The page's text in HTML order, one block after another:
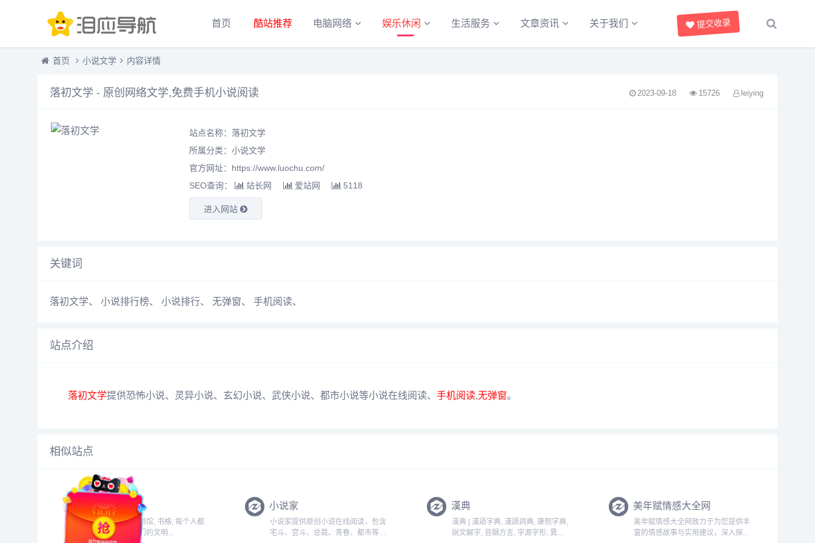
首页 酷站推荐 电脑网络 娱乐休闲 生活服务 文章资讯 关于我们 提交收录
首页 小说文学 内容详情
落初文学 - 原创网络文学,免费手机小说阅读 2023-09-18 15726 leiying
站点名称：落初文学
所属分类： 小说文学
官方网址：https://www.luochu.com/
SEO查询：
站长网 爱站网 5118
进入网站
关键词
落初文学、 小说排行榜、 小说排行、 无弹窗、 手机阅读、
站点介绍
落初文学提供恐怖小说、灵异小说、玄幻小说、武侠小说、都市小说等小说在线阅读、 手机阅读,无弹窗。
相似站点
书格
有品格的数字图书馆, 书格, 每个人都
能自由地看到我们的文明...
小说家
小说家提供原创小说在线阅读，包含
宅斗、宫斗、总裁、青春、都市等一
漢典
漢典 | 漢語字典, 漢語詞典, 康熙字典,
說文解字, 音韻方言, 字源字形, 異體
美年赋情感大全网
美年赋情感大全网致力于为您提供丰
富的情感故事与实用建议，深入探讨